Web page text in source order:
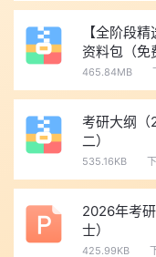
2020MEM考研预报
过MEM报名时间和考试
环球网校友情提示
费下载”按钮免费下载学
【全阶段
资料包（免
465.84MB
考研大纲（
二）
535.16KB
2026年考
士）
425.99KB